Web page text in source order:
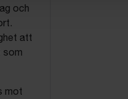
och
att
som
mot